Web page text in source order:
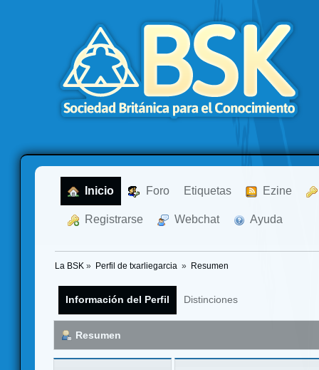
Inicio Foro Etiquetas Ezine
Registrarse Webchat Ayuda
La BSK » Perfil de txarliegarcia » Resumen
Información del Perfil Distinciones
Resumen